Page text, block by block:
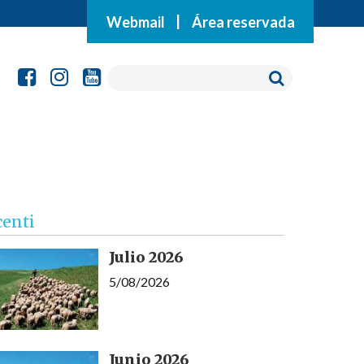
Webmail Área reservada
Julio 2026
5/08/2026
Junio 2026